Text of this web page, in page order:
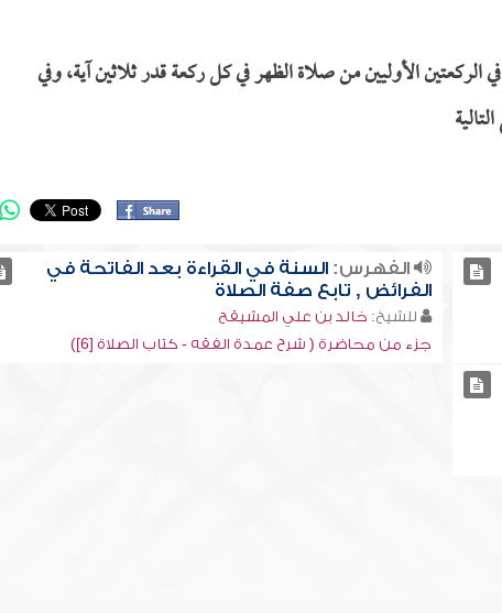
الأوليين من صلاة الظهر في كل ركعة قدر ثلاثين آية، وفي
الفهرس: السنة في القراءة بعد الفاتحة في
الفرائض , تابع صفة الصلاة
للشيخ: خالد بن علي المشيقح
جزء من محاضرة ( شرح عمدة الفقه - كتاب الصلاة [6])